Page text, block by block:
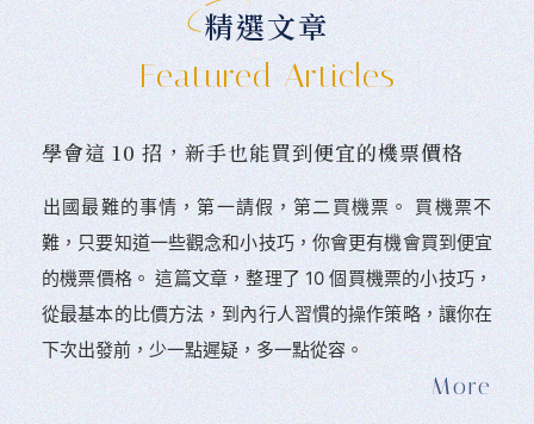
精選文章
Featured Articles
學會這 10 招，新手也能買到便宜的機票價格
󠀠出國最難的事情，第一請假，第二買機票。 󠀠買機票不
難，只要知道一些觀念和小技巧，你會更有機會買到便宜
的機票價格。 這篇文章，整理了 10 個買機票的小技巧，
從最基本的比價方法，到內行人習慣的操作策略，讓你在
下次出發前，少一點遲疑，多一點從容。